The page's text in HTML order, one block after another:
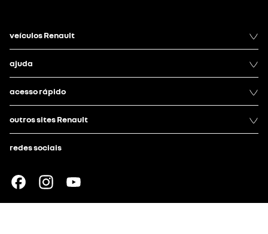
veículos Renault
ajuda
acesso rápido
outros sites Renault
redes sociais